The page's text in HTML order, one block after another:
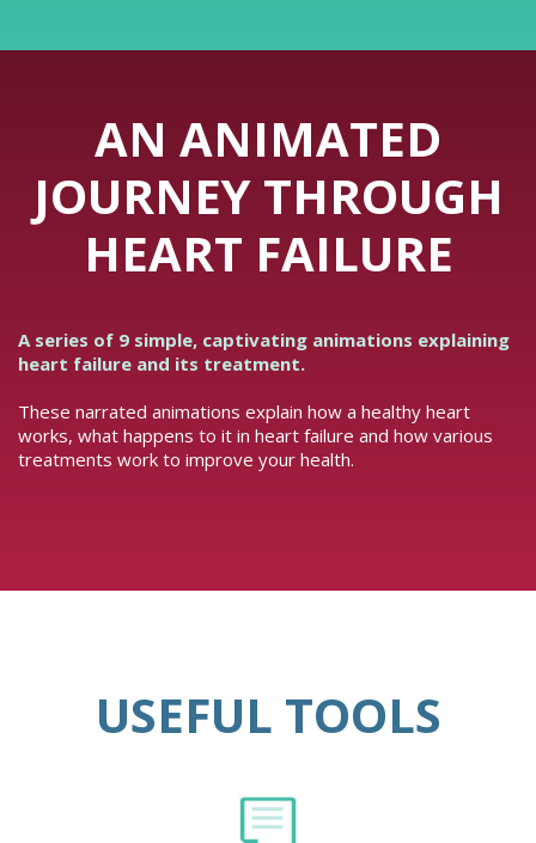
AN ANIMATED
JOURNEY THROUGH
HEART FAILURE
A series of 9 simple, captivating animations explaining
heart failure and its treatment.
These narrated animations explain how a healthy heart
works, what happens to it in heart failure and how various
treatments work to improve your health.
USEFUL TOOLS